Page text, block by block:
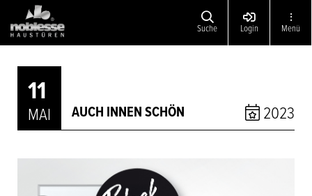
Suche Login Menü
11
MAI AUCH INNEN SCHÖN 2023